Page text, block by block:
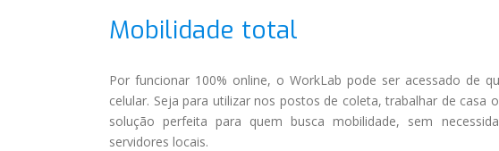
Mobilidade total
Por funcionar 100% online, o WorkLab pode ser acessado de
celular. Seja para utilizar nos postos de coleta, trabalhar de casa
solução perfeita para quem busca mobilidade, sem
servidores locais.